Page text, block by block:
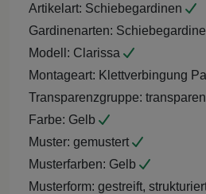
Artikelart: Schiebegardinen
Gardinenarten:
Modell: Clarissa
Montageart: Klettverbingung
Transparenzgruppe:
Farbe: Gelb
Muster: gemustert
Musterfarben: Gelb
Musterform: gestreift,